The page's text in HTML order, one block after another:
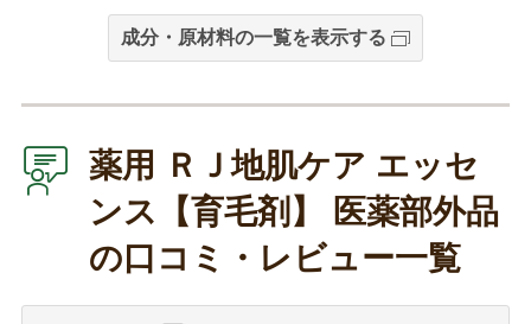
成分・原材料の一覧を表示する
薬用 ＲＪ地肌ケア エッセ
ンス【育毛剤】 医薬部外品
の口コミ・レビュー一覧